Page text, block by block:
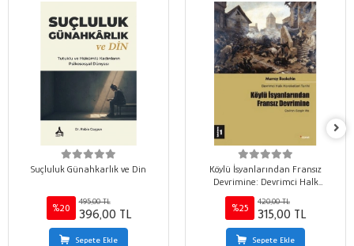
Suçluluk Günahkarlık ve Din
%20
495,00 TL
396,00 TL
Sepete Ekle
Köylü İsyanlarından Fransız
Devrimine: Devrimci Halk
Hareketleri Tarihi 1
%25
420,00 TL
315,00 TL
Sepete Ekle